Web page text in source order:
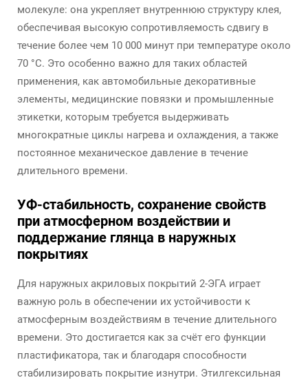
молекуле: она укрепляет внутреннюю структуру клея,
обеспечивая высокую сопротивляемость сдвигу в
течение более чем 10 000 минут при температуре около
70 °C. Это особенно важно для таких областей
применения, как автомобильные декоративные
элементы, медицинские повязки и промышленные
этикетки, которым требуется выдерживать
многократные циклы нагрева и охлаждения, а также
постоянное механическое давление в течение
длительного времени.
УФ-стабильность, сохранение свойств
при атмосферном воздействии и
поддержание глянца в наружных
покрытиях
Для наружных акриловых покрытий 2-ЭГА играет
важную роль в обеспечении их устойчивости к
атмосферным воздействиям в течение длительного
времени. Это достигается как за счёт его функции
пластификатора, так и благодаря способности
стабилизировать покрытие изнутри. Этилгексильная